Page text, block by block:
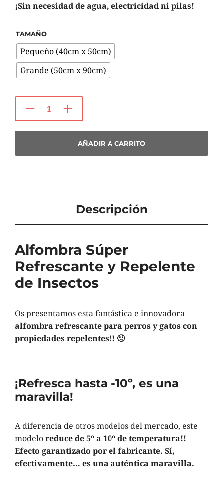
¡Sin necesidad de agua, electricidad ni pilas!
TAMAÑO
Pequeño (40cm x 50cm)
Grande (50cm x 90cm)
AÑADIR A CARRITO
Descripción
Alfombra Súper
Refrescante y Repelente
de Insectos
Os presentamos esta fantástica e innovadora
alfombra refrescante para perros y gatos con
propiedades repelentes!! 🙂
¡Refresca hasta -10º, es una
maravilla!
A diferencia de otros modelos del mercado, este
modeloreduce de 5º a 10º de temperatura!!
Efecto garantizado por el fabricante. Sí,
efectivamente… es una auténtica maravilla.